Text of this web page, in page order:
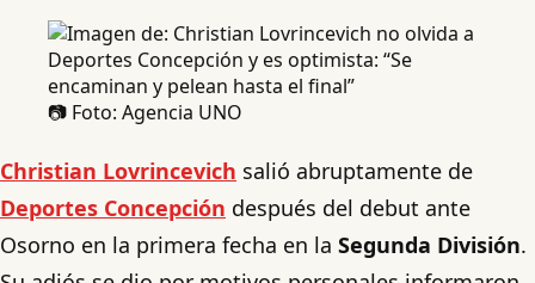
📷 Foto: Agencia UNO
Christian Lovrincevich salió abruptamente de
Deportes Concepción después del debut ante
Osorno en la primera fecha en la Segunda División.